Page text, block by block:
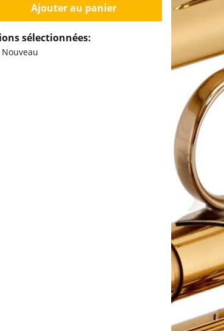
Ajouter au panier
sélectionnées:
Nouveau